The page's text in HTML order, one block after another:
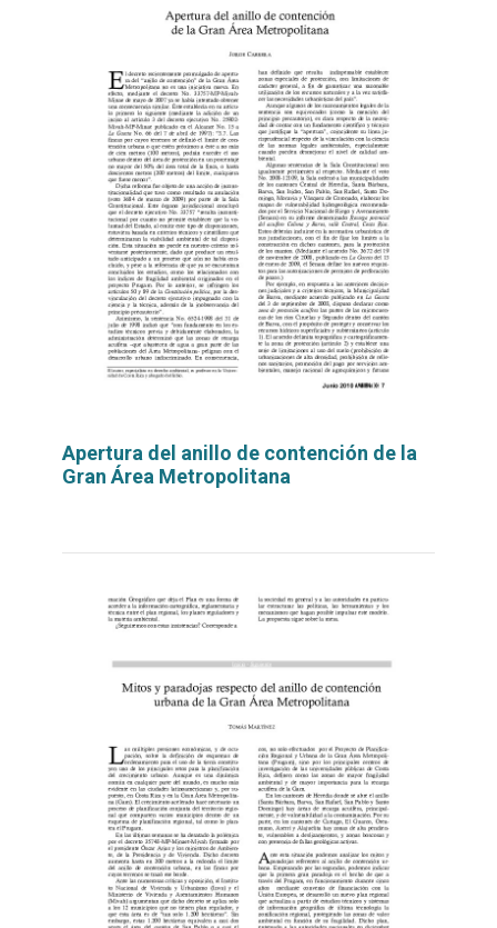
Apertura del anillo de contención de la
Gran Área Metropolitana